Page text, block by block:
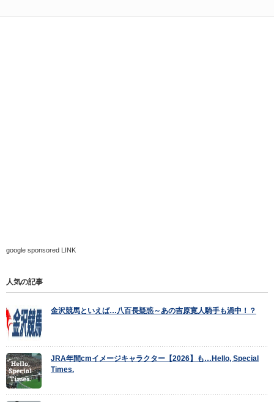
google sponsored LINK
人気の記事
金沢競馬といえば…八百長疑惑～あの吉原寛人騎手も渦中！？
JRA年間cmイメージキャラクター【2026】も…Hello, Special
Times.